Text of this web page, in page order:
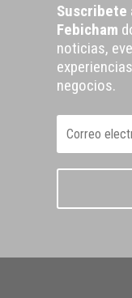
Suscribete
Febicham
noticias,
negocios.